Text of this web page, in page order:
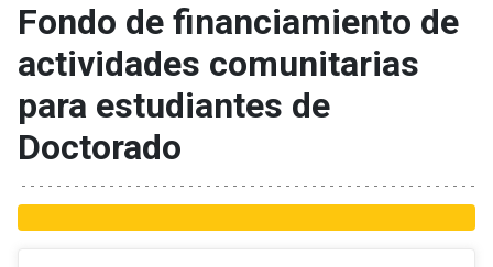
Fondo de financiamiento de
actividades comunitarias
para estudiantes de
Doctorado